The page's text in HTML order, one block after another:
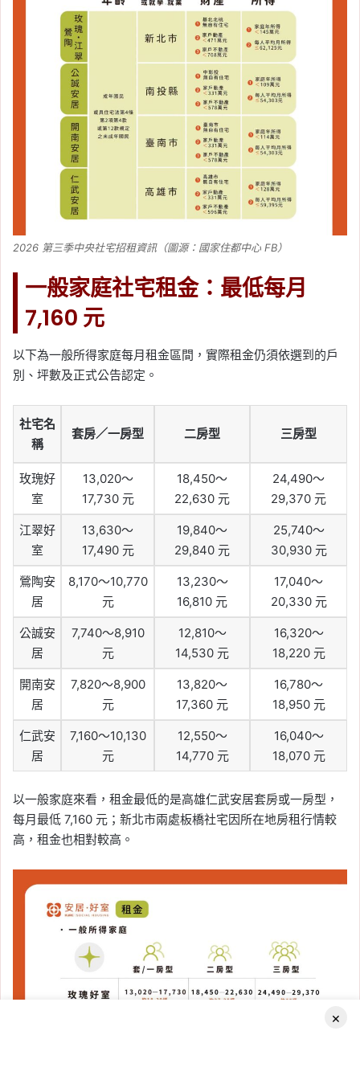
2026 第三季中央社宅招租資訊（圖源：國家住都中心 FB）
一般家庭社宅租金：最低每月
7,160 元
以下為一般所得家庭每月租金區間，實際租金仍須依選到的戶
別、坪數及正式公告認定。
社宅名
稱
套房／一房型 二房型 三房型
玫瑰好
室
13,020～
17,730 元
18,450～
22,630 元
24,490～
29,370 元
江翠好
室
13,630～
17,490 元
19,840～
29,840 元
25,740～
30,930 元
鶯陶安
居
8,170～10,770
元
13,230～
16,810 元
17,040～
20,330 元
公誠安
居
7,740～8,910
元
12,810～
14,530 元
16,320～
18,220 元
開南安
居
7,820～8,900
元
13,820～
17,360 元
16,780～
18,950 元
仁武安
居
7,160～10,130
元
12,550～
14,770 元
16,040～
18,070 元
以一般家庭來看，租金最低的是高雄仁武安居套房或一房型，
每月最低 7,160 元；新北市兩處板橋社宅因所在地房租行情較
高，租金也相對較高。
×